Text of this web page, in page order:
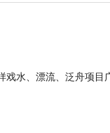
戏水、漂流、泛舟项目